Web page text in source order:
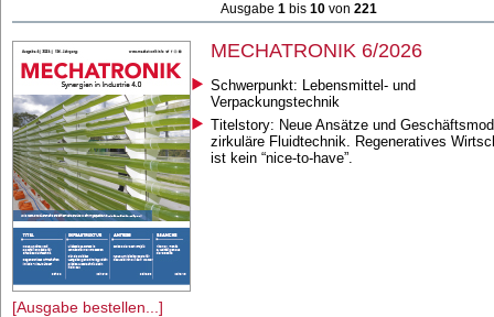
Ausgabe 1bis 10von 221
[Ausgabe bestellen...]
MECHATRONIK 6/2026
Schwerpunkt: Lebensmittel- und
Verpackungstechnik
Titelstory: Neue Ansätze und
zirkuläre Fluidtechnik. Regeneratives
ist kein “nice-to-have”.